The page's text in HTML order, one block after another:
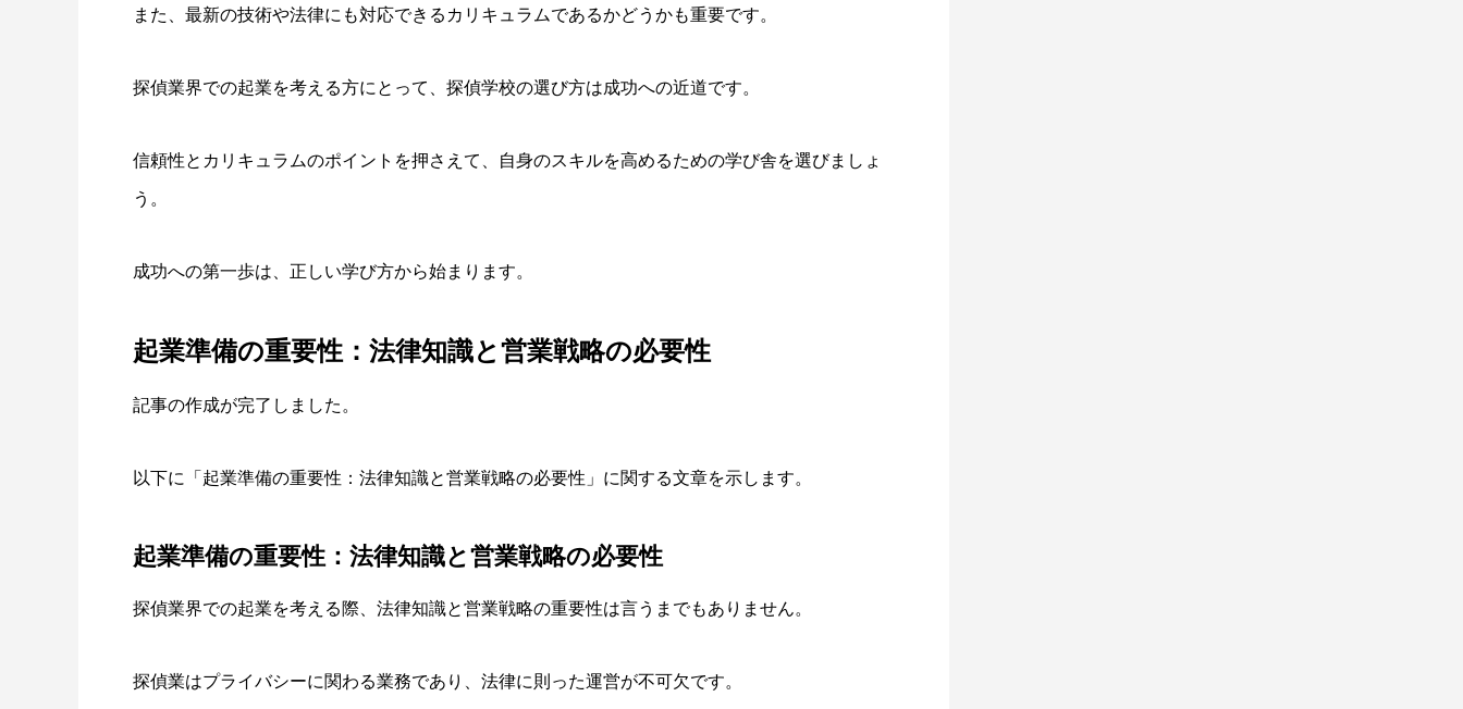
また、最新の技術や法律にも対応できるカリキュラムであるかどうかも重要です。
探偵業界での起業を考える方にとって、探偵学校の選び方は成功への近道です。
信頼性とカリキュラムのポイントを押さえて、自身のスキルを高めるための学び舎を選びましょ
う。
成功への第一歩は、正しい学び方から始まります。
起業準備の重要性：法律知識と営業戦略の必要性
記事の作成が完了しました。
以下に「起業準備の重要性：法律知識と営業戦略の必要性」に関する文章を示します。
起業準備の重要性：法律知識と営業戦略の必要性
探偵業界での起業を考える際、法律知識と営業戦略の重要性は言うまでもありません。
探偵業はプライバシーに関わる業務であり、法律に則った運営が不可欠です。